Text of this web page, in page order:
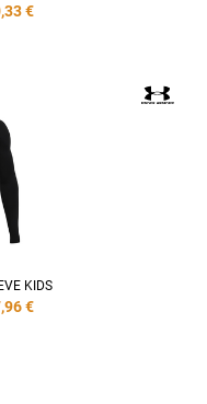
€
KIDS
€